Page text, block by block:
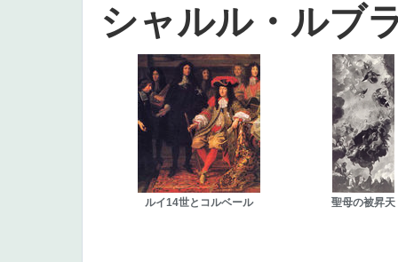
シャルル・ルブ
ルイ14世とコルベール 聖母の被昇天